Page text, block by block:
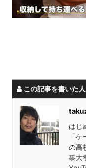
この記事を書いた人
はじ
「
の高
事大